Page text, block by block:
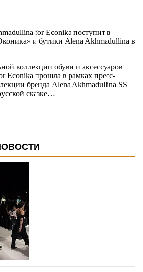
for Eсonika поступит в
и бутики Alena Akhmadullina в
коллекции обуви и аксессуаров
Eсonika прошла в рамках пресс-
бренда Alena Akhmadullina SS
сказке…